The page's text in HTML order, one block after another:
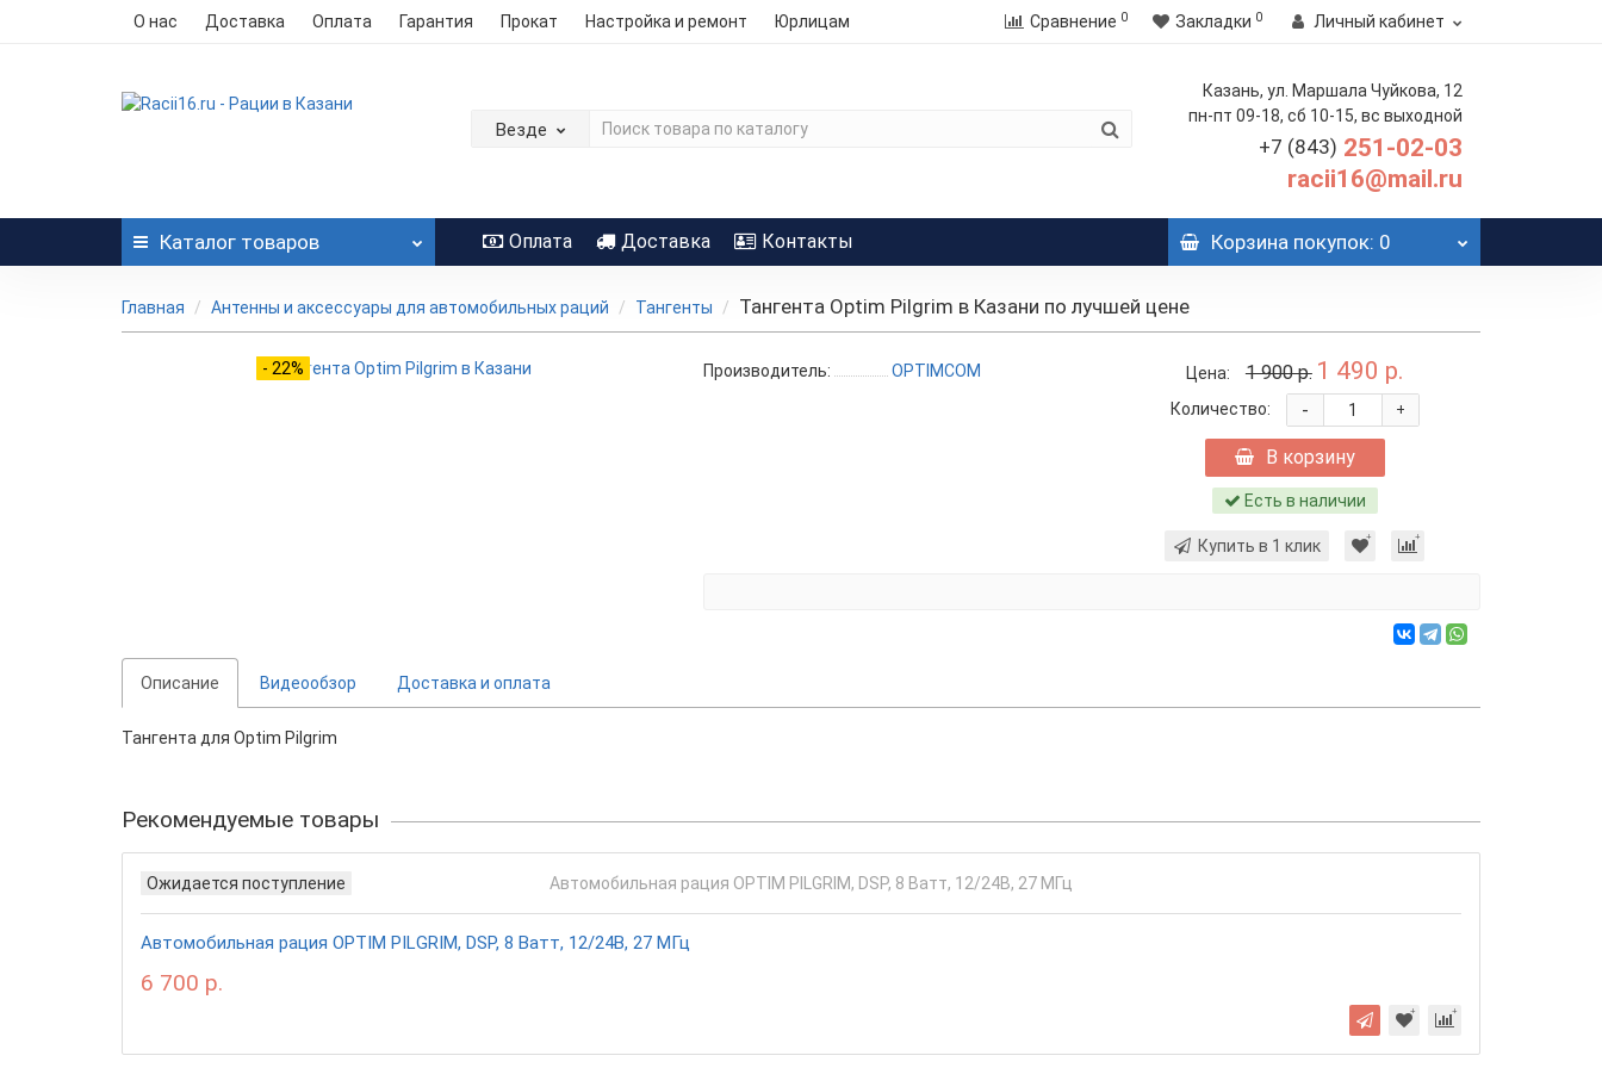
О нас Доставка Оплата Гарантия Прокат Настройка и ремонт Юрлицам Сравнение 0 Закладки 0 Личный кабинет
Везде
Казань, ул. Маршала Чуйкова, 12
пн-пт 09-18, сб 10-15, вс выходной
+7 (843) 251-02-03
racii16@mail.ru
Каталог товаров Оплата Доставка Контакты Корзинапокупок: 0
Главная Антенны и аксессуары для автомобильных раций Тангенты Тангента Optim Pilgrim в Казани по лучшей цене
- 22% Производитель: OPTIMCOM Цена: 1 900 р. 1 490 р.
Количество: +
-
В корзину
Есть в наличии
Купить в 1 клик
Описание Видеообзор Доставка и оплата
Тангента для Optim Pilgrim
Рекомендуемые товары
Ожидается поступление
Автомобильная рация OPTIM PILGRIM, DSP, 8 Ватт, 12/24В, 27 МГц
6 700 р.